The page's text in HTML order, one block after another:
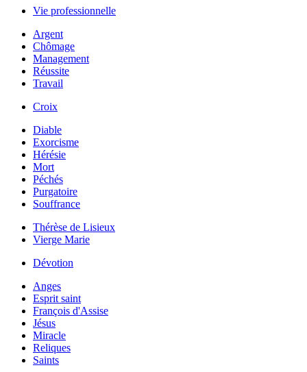
Vie professionnelle
Argent
Chômage
Management
Réussite
Travail
Croix
Diable
Exorcisme
Hérésie
Mort
Péchés
Purgatoire
Souffrance
Thérèse de Lisieux
Vierge Marie
Dévotion
Anges
Esprit saint
François d'Assise
Jésus
Miracle
Reliques
Saints